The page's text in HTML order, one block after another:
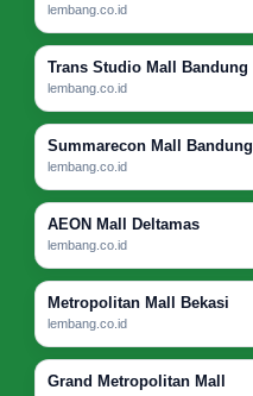
lembang.co.id
Trans Studio Mall Bandung
lembang.co.id
Summarecon Mall Bandung
lembang.co.id
AEON Mall Deltamas
lembang.co.id
Metropolitan Mall Bekasi
lembang.co.id
Grand Metropolitan Mall